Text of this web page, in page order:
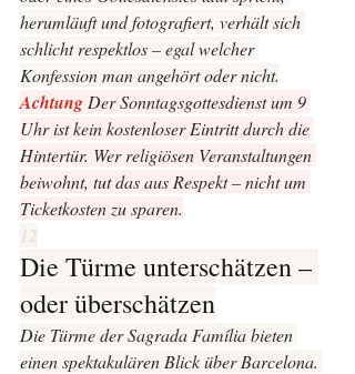
herumläuft und fotografiert, verhält sich
schlicht respektlos – egal welcher
Konfession man angehört oder nicht.
Achtung Der Sonntagsgottesdienst um 9
Uhr ist kein kostenloser Eintritt durch die
Hintertür. Wer religiösen Veranstaltungen
beiwohnt, tut das aus Respekt – nicht um
Ticketkosten zu sparen.
12
Die Türme unterschätzen –
oder überschätzen
Die Türme der Sagrada Família bieten
einen spektakulären Blick über Barcelona.